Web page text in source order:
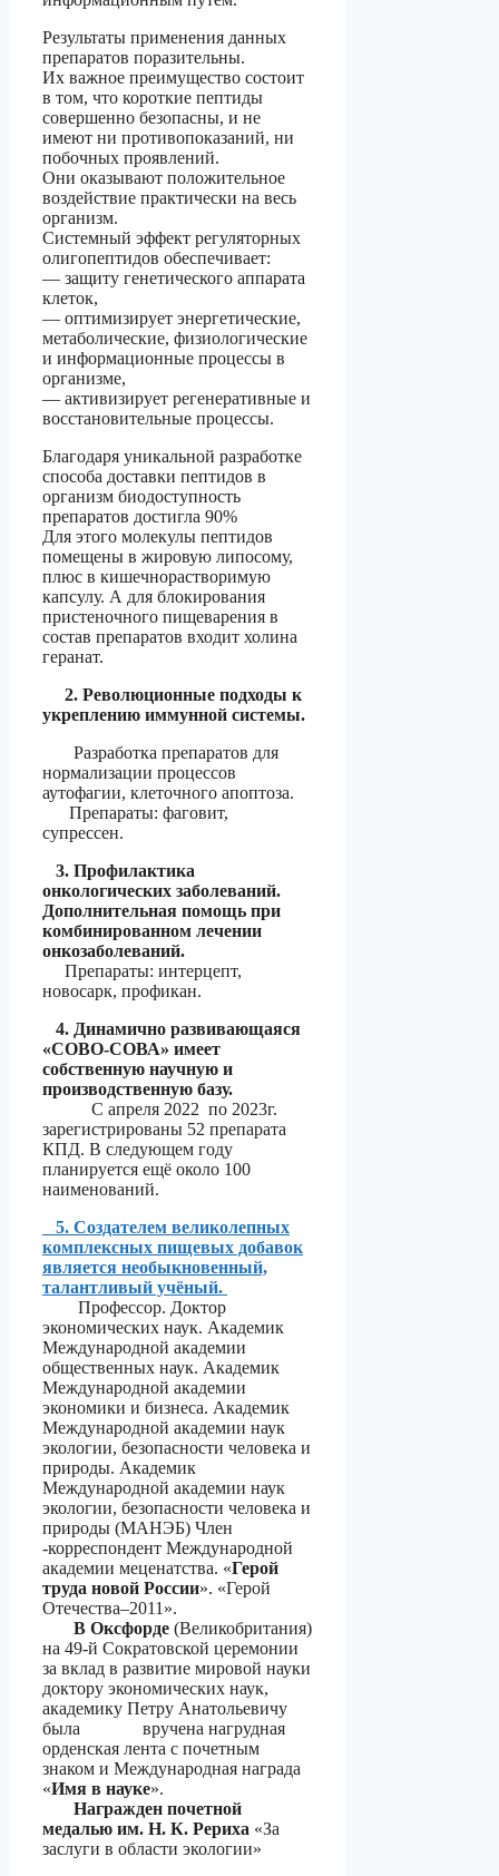
Результаты применения данных
препаратов поразительны.
Их важное преимущество состоит
в том, что короткие пептиды
совершенно безопасны, и не
имеют ни противопоказаний, ни
побочных проявлений.
Они оказывают положительное
воздействие практически на весь
организм.
Системный эффект регуляторных
олигопептидов обеспечивает:
— защиту генетического аппарата
клеток,
— оптимизирует энергетические,
метаболические, физиологические
и информационные процессы в
организме,
— активизирует регенеративные и
восстановительные процессы.
Благодаря уникальной разработке
способа доставки пептидов в
организм биодоступность
препаратов достигла 90%
Для этого молекулы пептидов
помещены в жировую липосому,
плюс в кишечнорастворимую
капсулу. А для блокирования
пристеночного пищеварения в
состав препаратов входит холина
геранат.
2. Революционные подходы к
укреплению иммунной системы.
Разработка препаратов для
нормализации процессов
аутофагии, клеточного апоптоза.
Препараты: фаговит,
супрессен.
3. Профилактика
онкологических заболеваний.
Дополнительная помощь при
комбинированном лечении
онкозаболеваний.
Препараты: интерцепт,
новосарк, профикан.
4. Динамично развивающаяся
«СОВО-СОВА» имеет
собственную научную и
производственную базу.
С апреля 2022 по 2023г.
зарегистрированы 52 препарата
КПД. В следующем году
планируется ещё около 100
наименований.
5. Создателем великолепных
комплексных пищевых добавок
является необыкновенный,
талантливый учёный.
Профессор. Доктор
экономических наук. Академик
Международной академии
общественных наук. Академик
Международной академии
экономики и бизнеса. Академик
Международной академии наук
экологии, безопасности человека и
природы. Академик
Международной академии наук
экологии, безопасности человека и
природы (МАНЭБ) Член
-корреспондент Международной
академии меценатства. «Герой
труда новой России». «Герой
Отечества–2011».
В Оксфорде (Великобритания)
на 49-й Сократовской церемонии
за вклад в развитие мировой науки
доктору экономических наук,
академику Петру Анатольевичу
была вручена нагрудная
орденская лента с почетным
знаком и Международная награда
«Имя в науке».
Награжден почетной
медалью им. Н. К. Рериха «За
заслуги в области экологии»